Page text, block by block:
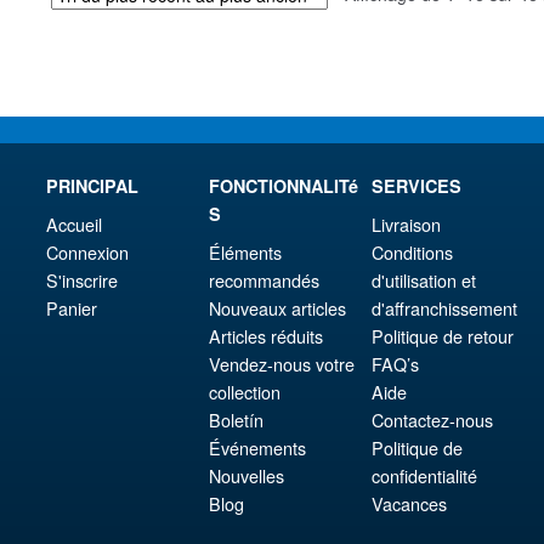
PRINCIPAL
Accueil
Connexion
S'inscrire
Panier
FONCTIONNALITé
S
Éléments
recommandés
Nouveaux articles
Articles réduits
Vendez-nous votre
collection
Boletín
Événements
Nouvelles
Blog
SERVICES
Livraison
Conditions
d'utilisation et
d'affranchissement
Politique de retour
FAQ’s
Aide
Contactez-nous
Politique de
confidentialité
Vacances